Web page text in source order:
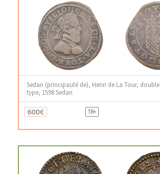
Sedan (principauté de), Henri de La Tour,
type, 1598 Sedan
600€ TB+